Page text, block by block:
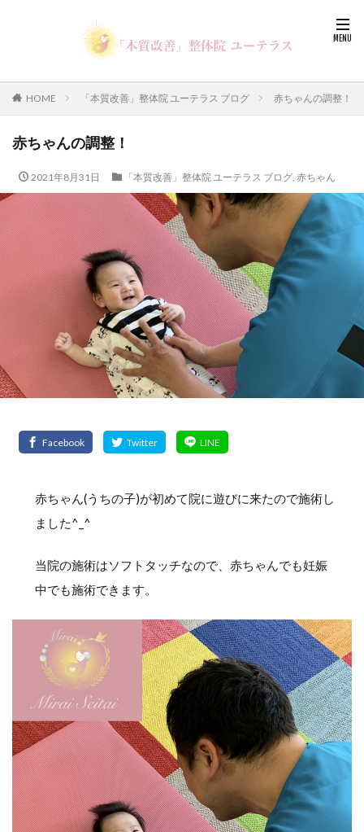
HOME 「本質改善」整体院 ユーテラス ブログ 赤ちゃんの調整！
赤ちゃんの調整！
2021年8月31日 「本質改善」整体院 ユーテラス ブログ, 赤ちゃん
赤ちゃん(うちの子)が初めて院に遊びに来たので施術し
ました^_^
当院の施術はソフトタッチなので、赤ちゃんでも妊娠
中でも施術できます。